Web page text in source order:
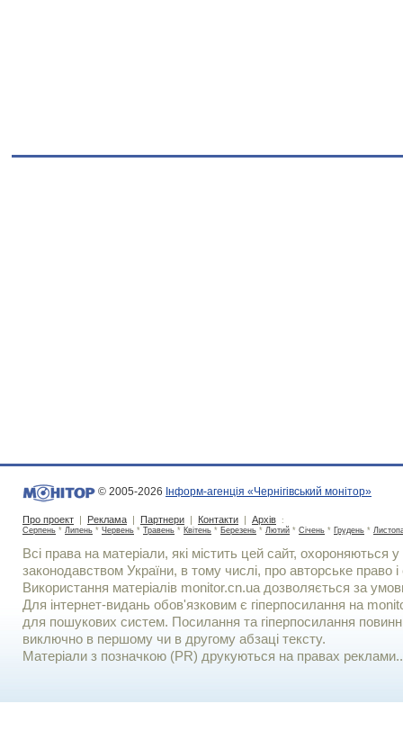
© 2005-2026 Інформ-агенція «Чернігівський монітор»
Про проект | Реклама | Партнери | Контакти | Архів :
Серпень * Липень * Червень * Травень * Квітень * Березень * Лютий * Січень * Грудень *
Всі права на матеріали, які містить цей сайт, охороняються у
законодавством України, в тому числі, про авторське право і
Використання матерiалiв monitor.cn.ua дозволяється за
Для iнтернет-видань обов'язковим є гiперпосилання на
для пошукових систем. Посилання та гіперпосилання
виключно в першому чи в другому абзаці тексту.
Матеріали з позначкою (PR) друкуються на правах реклами..